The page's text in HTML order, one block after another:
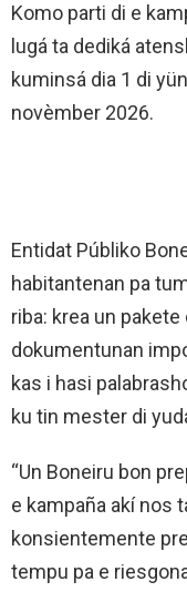
Komo parti di e
lugá ta dediká
kuminsá dia 1 di
novèmber 2026.
Entidat Públiko
habitantenan pa
riba: krea un
dokumentunan
kas i hasi
ku tin mester di
“Un Boneiru bon
e kampaña akí nos
konsientemente
tempu pa e